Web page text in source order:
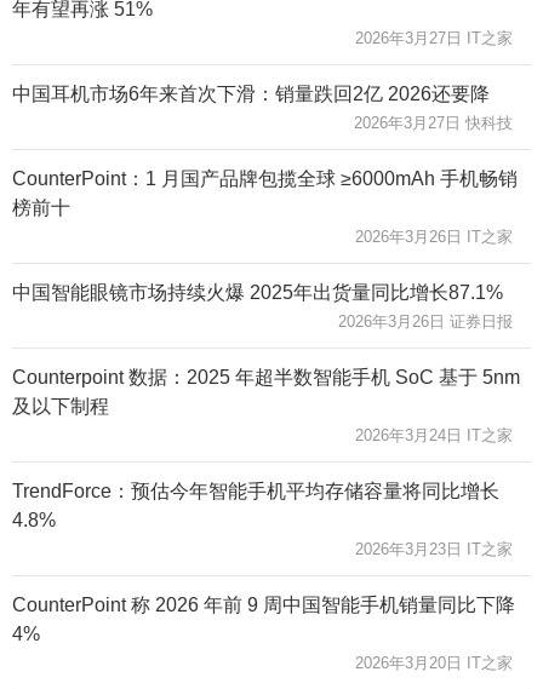
年有望再涨 51%
2026年3月27日 IT之家
中国耳机市场6年来首次下滑：销量跌回2亿 2026还要降
2026年3月27日 快科技
CounterPoint：1 月国产品牌包揽全球 ≥6000mAh 手机畅销
榜前十
2026年3月26日 IT之家
中国智能眼镜市场持续火爆 2025年出货量同比增长87.1%
2026年3月26日 证券日报
Counterpoint 数据：2025 年超半数智能手机 SoC 基于 5nm
及以下制程
2026年3月24日 IT之家
TrendForce：预估今年智能手机平均存储容量将同比增长
4.8%
2026年3月23日 IT之家
CounterPoint 称 2026 年前 9 周中国智能手机销量同比下降
4%
2026年3月20日 IT之家